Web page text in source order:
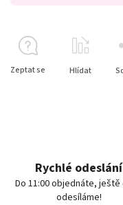
Zeptat se Hlídat
Rychlé odeslání
Do 11:00 objednáte, ještě
odesíláme!